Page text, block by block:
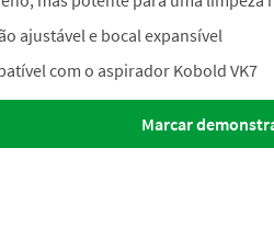
ajustável e bocal expansível
com o aspirador Kobold VK7
Marcar